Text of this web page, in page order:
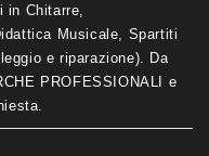
Chitarre,
Musicale, Spartiti
e riparazione). Da
PROFESSIONALI e